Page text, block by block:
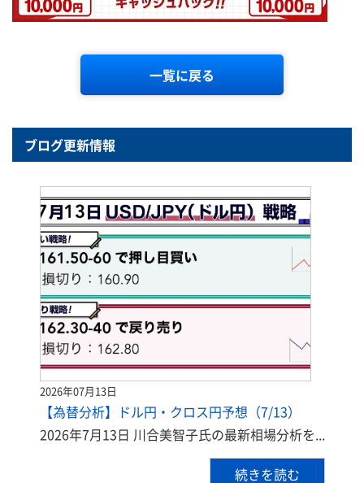
一覧に戻る
ブログ更新情報
2026年07月13日
【為替分析】ドル円・クロス円予想（7/13）
2026年7月13日 川合美智子氏の最新相場分析を...
続きを読む